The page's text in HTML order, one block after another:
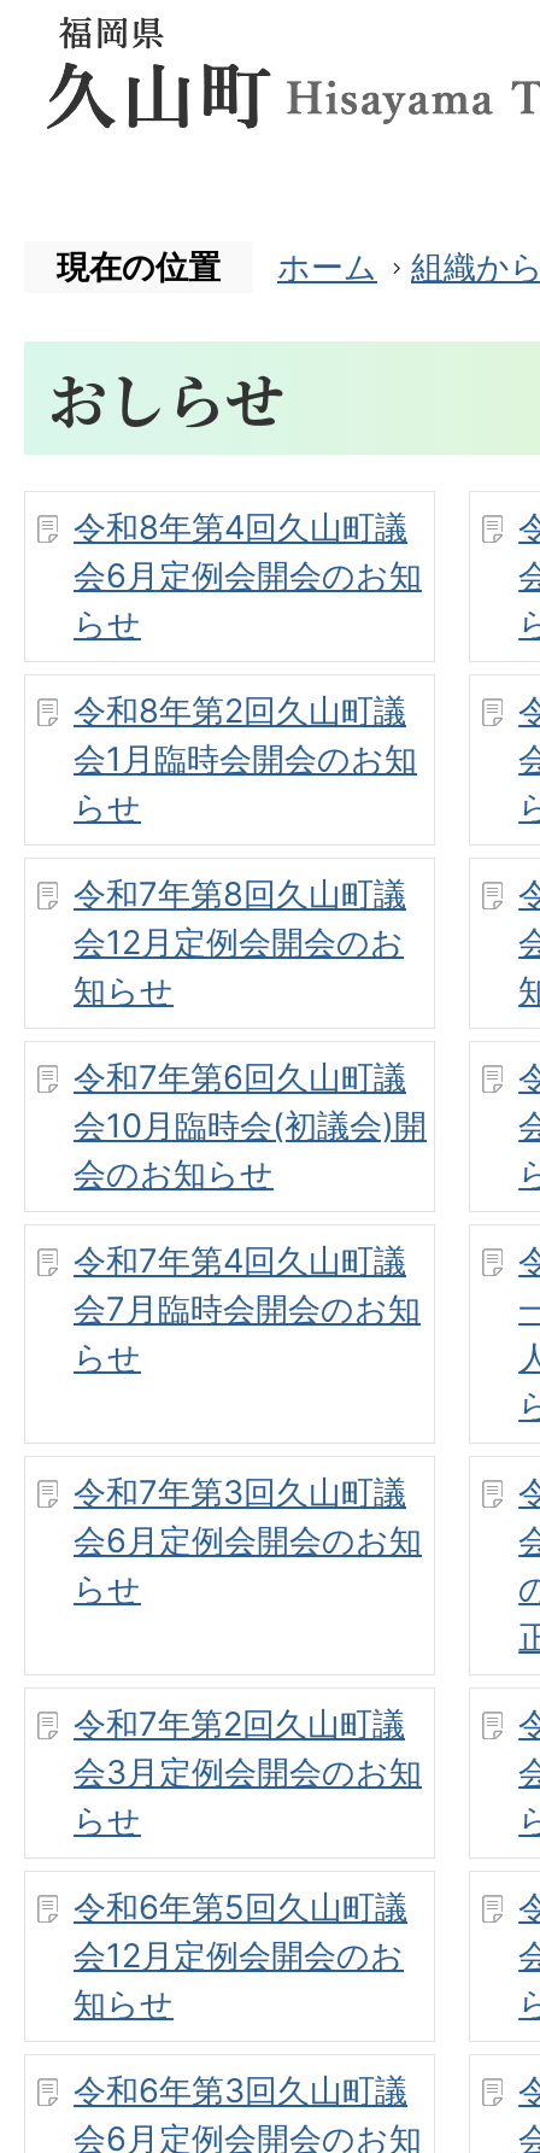
現在の位置 ホーム 組織か
おしらせ
令和8年第4回久山町議
会6月定例会開会のお知
らせ
令和8年第2回久山町議
会1月臨時会開会のお知
らせ
令和7年第8回久山町議
会12月定例会開会のお
知らせ
令和7年第6回久山町議
会10月臨時会(初議会)開
会のお知らせ
令和7年第4回久山町議
会7月臨時会開会のお知
らせ
令和7年第3回久山町議
会6月定例会開会のお知
らせ
令和7年第2回久山町議
会3月定例会開会のお知
らせ
令和6年第5回久山町議
会12月定例会開会のお
知らせ
令和6年第3回久山町議
会6月定例会開会のお知